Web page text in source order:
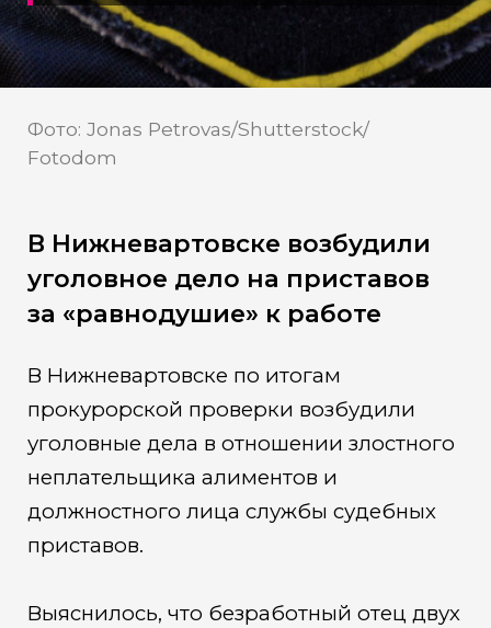
Фото: Jonas Petrovas/Shutterstock/
Fotodom
В Нижневартовске возбудили
уголовное дело на приставов
за «равнодушие» к работе
В Нижневартовске по итогам
прокурорской проверки возбудили
уголовные дела в отношении злостного
неплательщика алиментов и
должностного лица службы судебных
приставов.
Выяснилось, что безработный отец двух